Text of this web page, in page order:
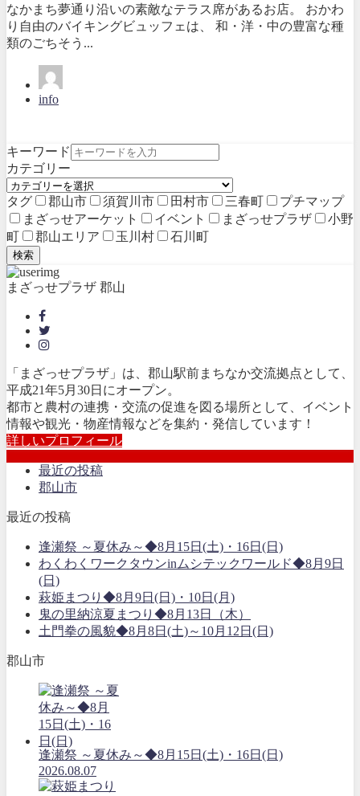
なかまち夢通り沿いの素敵なテラス席があるお店。 おかわ
り自由のバイキングビュッフェは、 和・洋・中の豊富な種
類のごちそう...
info
キーワード
カテゴリー
タグ 郡山市 須賀川市 田村市 三春町
プチマップ
まざっせアーケット
イベント まざっせプラザ
小野
町
郡山エリア 玉川村 石川町
検索
まざっせプラザ 郡山
「まざっせプラザ」は、郡山駅前まちなか交流拠点として、
平成21年5月30日にオープン。
都市と農村の連携・交流の促進を図る場所として、イベント
情報や観光・物産情報などを集約・発信しています！
詳しいプロフィール
最近の投稿
郡山市
最近の投稿
逢瀬祭 ～夏休み～◆8月15日(土)・16日(日)
わくわくワークタウンinムシテックワールド◆8月9日
(日)
萩姫まつり◆8月9日(日)・10日(月)
鬼の里納涼夏まつり◆8月13日（木）
土門拳の風貌◆8月8日(土)～10月12日(日)
郡山市
逢瀬祭 ～夏休み～◆8月15日(土)・16日(日)
2026.08.07